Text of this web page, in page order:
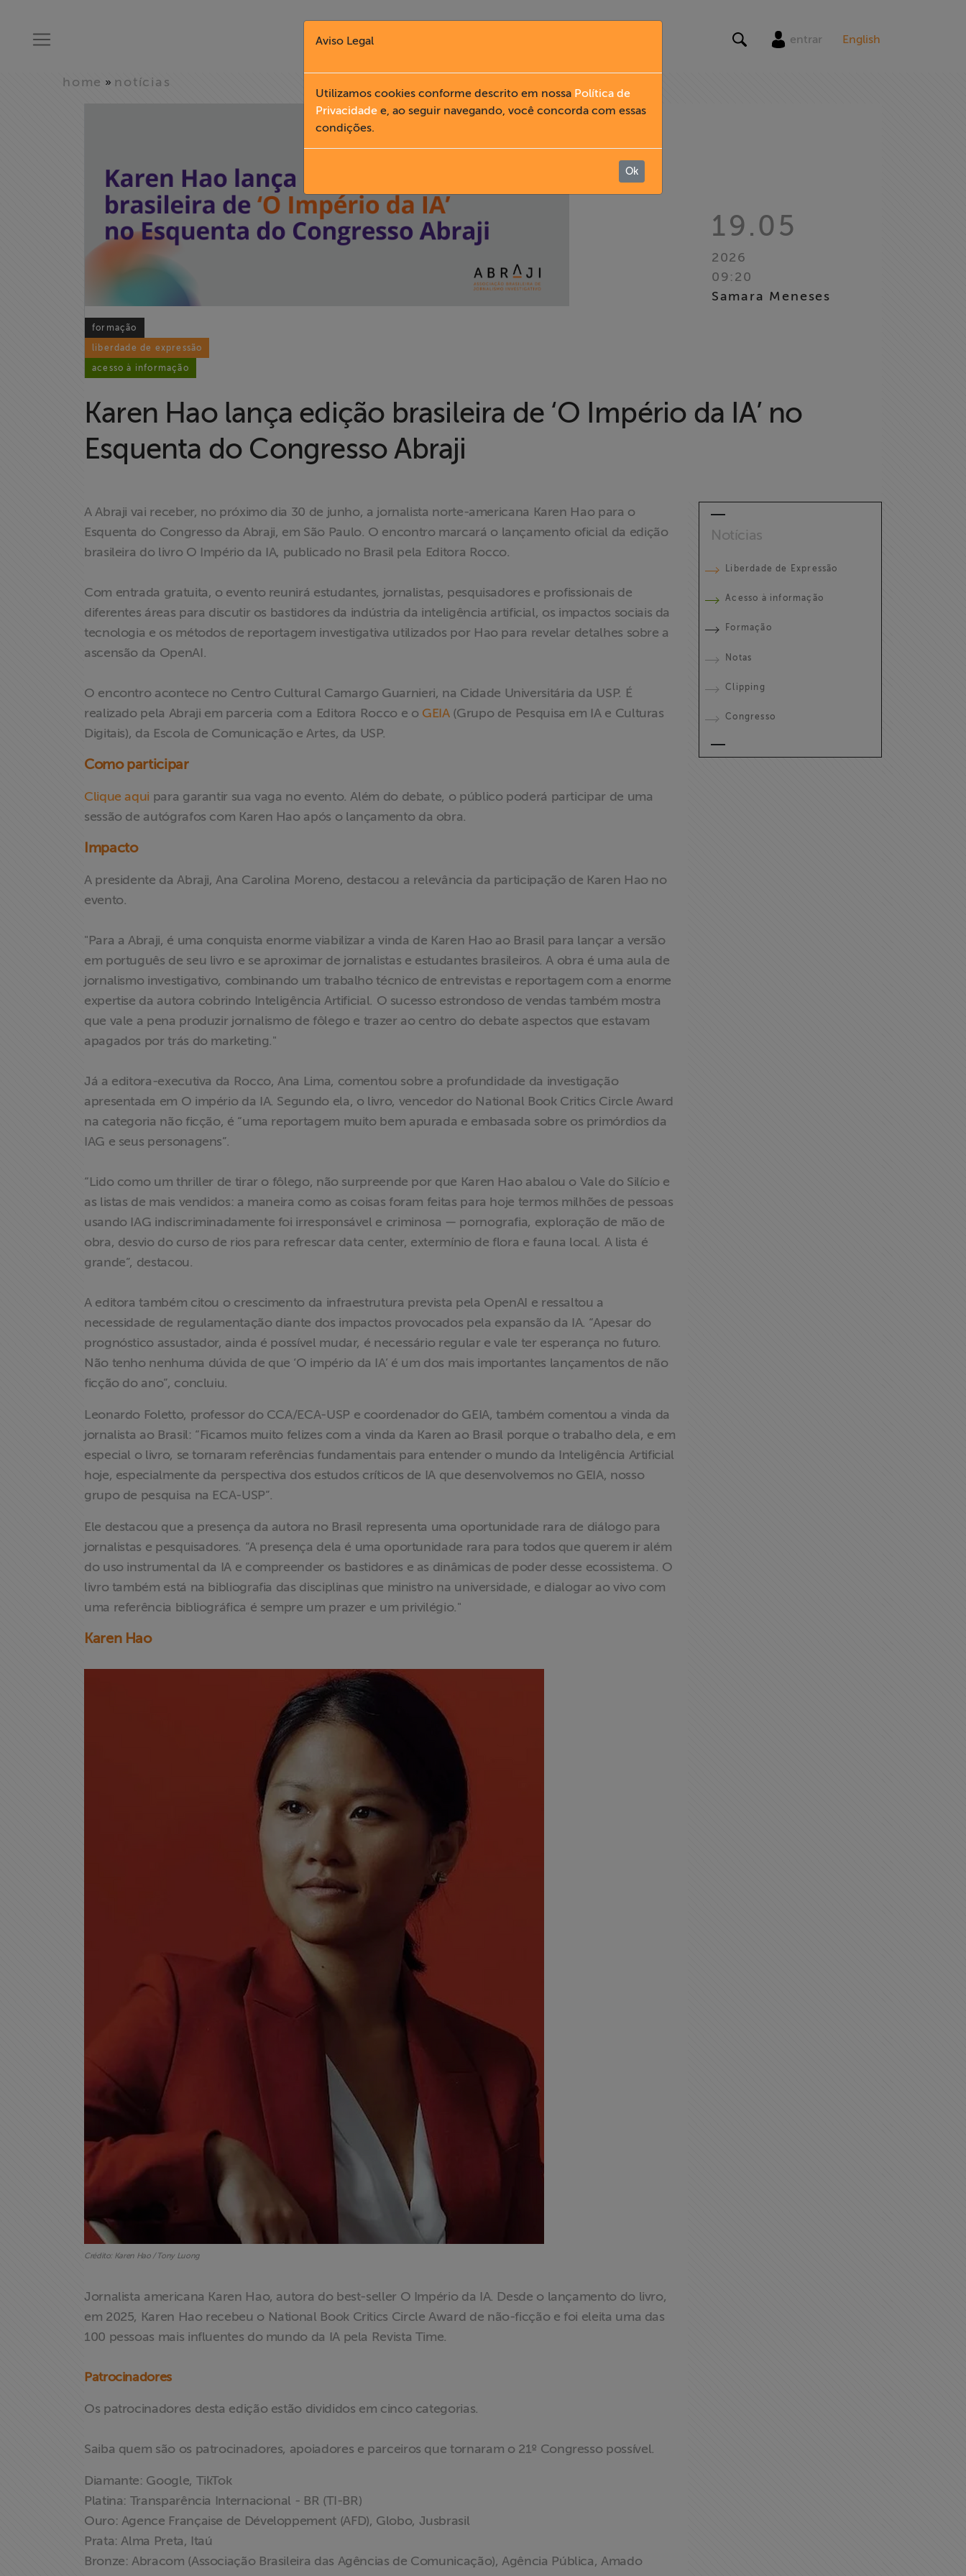
Documentários
Homenageados
>> Conteúdo
exclusivo para
Assine a nossa
Fale Conosco
entrar English
home » notícias
19.05
2026
09:20
Samara Meneses
formação
liberdade de expressão
acesso à informação
Karen Hao lança edição brasileira de ‘O Império da IA’ no
Esquenta do Congresso Abraji
A Abraji vai receber, no próximo dia 30 de junho, a jornalista norte-americana Karen Hao para o
Esquenta do Congresso da Abraji, em São Paulo. O encontro marcará o lançamento oficial da edição
brasileira do livro O Império da IA, publicado no Brasil pela Editora Rocco.
Com entrada gratuita, o evento reunirá estudantes, jornalistas, pesquisadores e profissionais de
diferentes áreas para discutir os bastidores da indústria da inteligência artificial, os impactos sociais da
tecnologia e os métodos de reportagem investigativa utilizados por Hao para revelar detalhes sobre a
ascensão da OpenAI.
O encontro acontece no Centro Cultural Camargo Guarnieri, na Cidade Universitária da USP. É
realizado pela Abraji em parceria com a Editora Rocco e o GEIA(Grupo de Pesquisa em IA e Culturas
Digitais), da Escola de Comunicação e Artes, da USP.
Como participar
Clique aqui para garantir sua vaga no evento. Além do debate, o público poderá participar de uma
sessão de autógrafos com Karen Hao após o lançamento da obra.
Impacto
A presidente da Abraji, Ana Carolina Moreno, destacou a relevância da participação de Karen Hao no
evento.
"Para a Abraji, é uma conquista enorme viabilizar a vinda de Karen Hao ao Brasil para lançar a versão
em português de seu livro e se aproximar de jornalistas e estudantes brasileiros. A obra é uma aula de
jornalismo investigativo, combinando um trabalho técnico de entrevistas e reportagem com a enorme
expertise da autora cobrindo Inteligência Artificial. O sucesso estrondoso de vendas também mostra
que vale a pena produzir jornalismo de fôlego e trazer ao centro do debate aspectos que estavam
apagados por trás do marketing."
Já a editora-executiva da Rocco, Ana Lima, comentou sobre a profundidade da investigação
apresentada em O império da IA. Segundo ela, o livro, vencedor do National Book Critics Circle Award
na categoria não ficção, é “uma reportagem muito bem apurada e embasada sobre os primórdios da
IAG e seus personagens”.
“Lido como um thriller de tirar o fôlego, não surpreende por que Karen Hao abalou o Vale do Silício e
as listas de mais vendidos: a maneira como as coisas foram feitas para hoje termos milhões de pessoas
usando IAG indiscriminadamente foi irresponsável e criminosa — pornografia, exploração de mão de
obra, desvio do curso de rios para refrescar data center, extermínio de flora e fauna local. A lista é
grande”, destacou.
A editora também citou o crescimento da infraestrutura prevista pela OpenAI e ressaltou a
necessidade de regulamentação diante dos impactos provocados pela expansão da IA. “Apesar do
prognóstico assustador, ainda é possível mudar, é necessário regular e vale ter esperança no futuro.
Não tenho nenhuma dúvida de que ‘O império da IA’ é um dos mais importantes lançamentos de não
ficção do ano”, concluiu.
Leonardo Foletto, professor do CCA/ECA-USP e coordenador do GEIA, também comentou a vinda da
jornalista ao Brasil: “Ficamos muito felizes com a vinda da Karen ao Brasil porque o trabalho dela, e em
especial o livro, se tornaram referências fundamentais para entender o mundo da Inteligência Artificial
hoje, especialmente da perspectiva dos estudos críticos de IA que desenvolvemos no GEIA, nosso
grupo de pesquisa na ECA-USP”.
Ele destacou que a presença da autora no Brasil representa uma oportunidade rara de diálogo para
jornalistas e pesquisadores. “A presença dela é uma oportunidade rara para todos que querem ir além
do uso instrumental da IA e compreender os bastidores e as dinâmicas de poder desse ecossistema. O
livro também está na bibliografia das disciplinas que ministro na universidade, e dialogar ao vivo com
uma referência bibliográfica é sempre um prazer e um privilégio."
Karen Hao
Crédito: Karen Hao / Tony Luong
Jornalista americana Karen Hao, autora do best-seller O Império da IA. Desde o lançamento do livro,
em 2025, Karen Hao recebeu o National Book Critics Circle Award de não-ficção e foi eleita uma das
100 pessoas mais influentes do mundo da IA pela Revista Time.
Patrocinadores
Os patrocinadores desta edição estão divididos em cinco categorias.
Saiba quem são os patrocinadores, apoiadores e parceiros que tornaram o 21º Congresso possível.
Diamante: Google, TikTok
Platina: Transparência Internacional - BR (TI-BR)
Ouro: Agence Française de Développement (AFD), Globo, Jusbrasil
Prata: Alma Preta, Itaú
Bronze: Abracom (Associação Brasileira das Agências de Comunicação), Agência Pública, Amado
Notícias
Liberdade de Expressão
Acesso à informação
Formação
Notas
Clipping
Congresso
Aviso Legal
Utilizamos cookies conforme descrito em nossa Política de
Privacidade e, ao seguir navegando, você concorda com essas
condições.
Ok